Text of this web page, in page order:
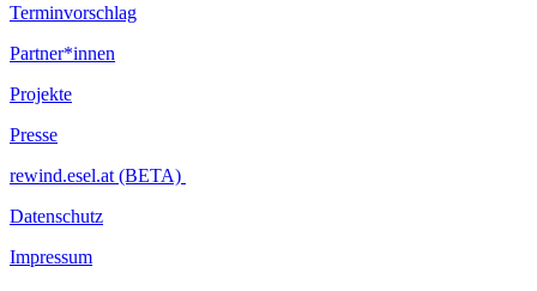
Terminvorschlag
Partner*innen
Projekte
Presse
rewind.esel.at (BETA)
Datenschutz
Impressum